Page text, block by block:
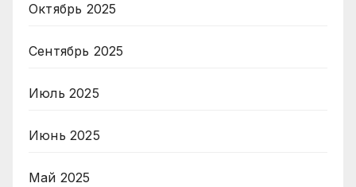
Октябрь 2025
Сентябрь 2025
Июль 2025
Июнь 2025
Май 2025